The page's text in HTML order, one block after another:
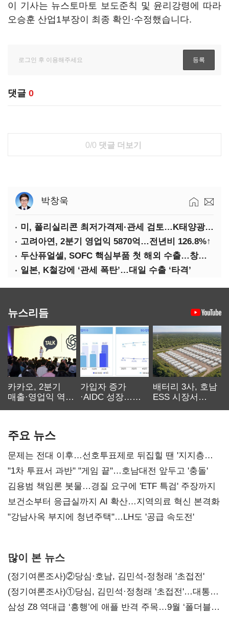
이 기사는 뉴스토마토 보도준칙 및 윤리강령에 따라
오승훈 산업1부장이 최종 확인·수정했습니다.
댓글 0
0/0 댓글 더보기
박창욱
미, 폴리실리콘 최저가격제·관세 검토…K태양광 입지 확대 기대
고려아연, 2분기 영업익 5870억…전년비 126.8%↑
두산퓨얼셀, SOFC 핵심부품 첫 해외 수출…창사 이래 최대 규모
일본, K철강에 ‘관세 폭탄’…대일 수출 ‘타격’
뉴스리듬
카카오, 2분기
매출·영업익 역대
가입자 증가
·AIDC 성장…
배터리 3사, 호남
ESS 시장서
주요 뉴스
문제는 전대 이후…선호투표제로 뒤집힐 땐 '지지층
불복'
"1차 투표서 과반" "게임 끝"…호남대전 앞두고 '충돌'
김용범 책임론 봇물…경질 요구에 'ETF 특검' 주장까지
보건소부터 응급실까지 AI 확산…지역의료 혁신 본격화
"강남사옥 부지에 청년주택"…LH도 '공급 속도전'
많이 본 뉴스
(정기여론조사)②당심·호남, 김민석-정청래 '초접전'
(정기여론조사)①당심, 김민석·정청래 '초접전'…대통령
지지도 '50% 아래로'(종합)
삼성 Z8 역대급 ‘흥행’에 애플 반격 주목…9월 ‘폴더블